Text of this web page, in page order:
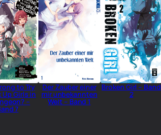
to Try
Up Girls in
–
7
Der Zauber einer
mir unbekannten
Welt – Band 1
Broken Girl – Band
2